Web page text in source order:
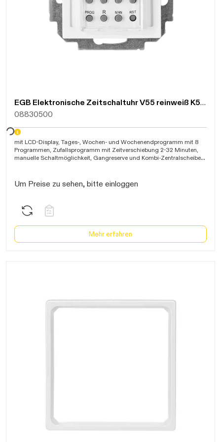
EGB Elektronische Zeitschaltuhr V55 reinweiß K55UHR/04
08830500
mit LCD-Display, Tages-, Wochen- und Wochenendprogramm mit 8
Programmen, Zufallsprogramm mit Zeitverschiebung 2-32 Minuten,
manuelle Schaltmöglichkeit, Gangreserve und Kombi-Zentralscheibe
Um Preise zu sehen, bitte einloggen
Mehr erfahren